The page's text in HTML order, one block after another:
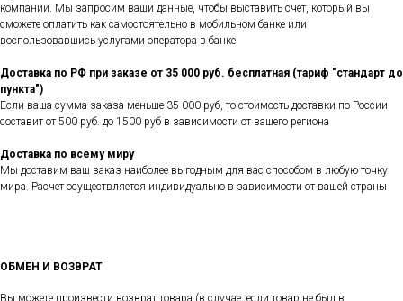
компании. Мы запросим ваши данные, чтобы выставить счет, который вы
сможете оплатить как самостоятельно в мобильном банке или
воспользовавшись услугами оператора в банке
Доставка по РФ при заказе от 35 000 руб. бесплатная (тариф "стандарт до
пункта")
Если ваша сумма заказа меньше 35 000 руб, то стоимость доставки по России
составит от 500 руб. до 1500 руб в зависимости от вашего региона
Доставка по всему миру
Мы доставим ваш заказ наиболее выгодным для вас способом в любую точку
мира. Расчет осуществляется индивидуально в зависимости от вашей страны
ОБМЕН И ВОЗВРАТ